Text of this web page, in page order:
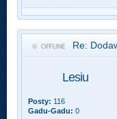
Re:
Lesiu
Posty: 116
Gadu-Gadu: 0